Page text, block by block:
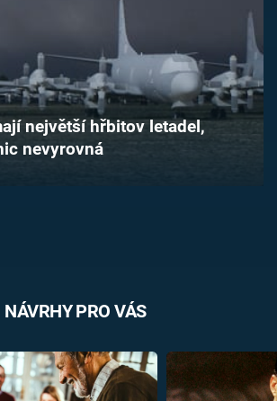
největší hřbitov letadel,
nevyrovná
NÁVRHY PRO VÁS